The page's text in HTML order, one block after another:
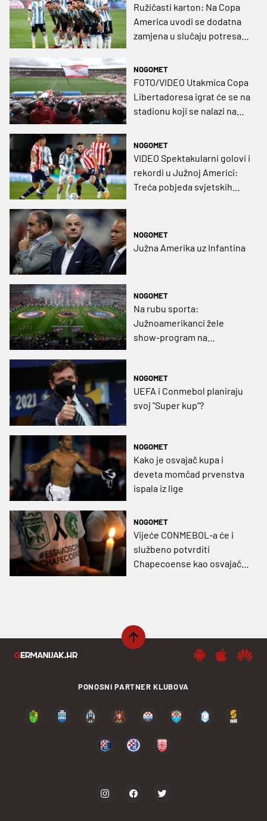
Ružičasti karton: Na Copa
America uvodi se dodatna
zamjena u slučaju potresa
NOGOMET
FOTO/VIDEO Utakmica Copa
Libertadoresa igrat će se na
stadionu koji se nalazi na
NOGOMET
VIDEO Spektakularni golovi i
rekordi u Južnoj Americi:
Treća pobjeda svjetskih
NOGOMET
Južna Amerika uz Infantina
NOGOMET
Na rubu sporta:
Južnoamerikanci žele
show-program na
NOGOMET
UEFA i Conmebol planiraju
svoj "Super kup"?
NOGOMET
Kako je osvajač kupa i
deveta momčad prvenstva
ispala iz lige
NOGOMET
Vijeće CONMEBOL-a će i
službeno potvrditi
Chapecoense kao osvajača
PONOSNI PARTNER KLUBOVA